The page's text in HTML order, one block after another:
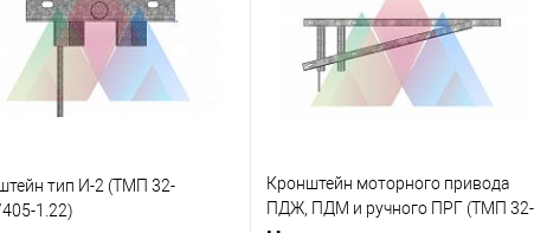
тип И-2 (ТМП 32-
1.22)
Кронштейн моторного привода
ПДЖ, ПДМ и ручного ПРГ (ТМП 32-